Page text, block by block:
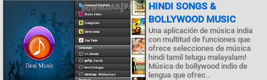
HINDI SONGS &
BOLLYWOOD MUSIC
Una aplicación de música india
con multitud de funciones que
ofrece selecciones de música
hindi tamil telugu malayalam!
Música de bollywood indio de
lengua que ofrec..